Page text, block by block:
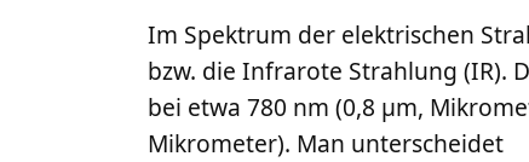
Im Spektrum der elektrischen
bzw. die Infrarote Strahlung (IR).
bei etwa 780 nm (0,8 µm,
Mikrometer). Man unterscheidet